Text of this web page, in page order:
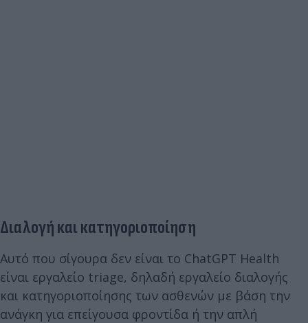
Διαλογή και κατηγοριοποίηση
Αυτό που σίγουρα δεν είναι το ChatGPT Health
είναι εργαλείο triage, δηλαδή εργαλείο διαλογής
και κατηγοριοποίησης των ασθενών με βάση την
ανάγκη για επείγουσα φροντίδα ή την απλή